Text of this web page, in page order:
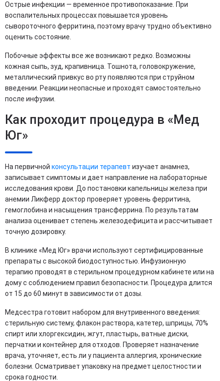
Острые инфекции — временное противопоказание. При
воспалительных процессах повышается уровень
сывороточного ферритина, поэтому врачу трудно объективно
оценить состояние.
Побочные эффекты все же возникают редко. Возможны
кожная сыпь, зуд, крапивница. Тошнота, головокружение,
металлический привкус во рту появляются при струйном
введении. Реакции неопасные и проходят самостоятельно
после инфузии.
Как проходит процедура в «Мед
Юг»
На первичной консультации терапевт изучает анамнез,
записывает симптомы и дает направление на лабораторные
исследования крови. До постановки капельницы железа при
анемии Ликферр доктор проверяет уровень ферритина,
гемоглобина и насыщения трансферрина. По результатам
анализа оценивает степень железодефицита и рассчитывает
точную дозировку.
В клинике «Мед Юг» врачи используют сертифицированные
препараты с высокой биодоступностью. Инфузионную
терапию проводят в стерильном процедурном кабинете или на
дому с соблюдением правил безопасности. Процедура длится
от 15 до 60 минут в зависимости от дозы.
Медсестра готовит набором для внутривенного введения:
стерильную систему, флакон раствора, катетер, шприцы, 70%
спирт или хлоргексидин, жгут, пластырь, ватные диски,
перчатки и контейнер для отходов. Проверяет назначение
врача, уточняет, есть ли у пациента аллергия, хронические
болезни. Осматривает упаковку на предмет целостности и
срока годности.